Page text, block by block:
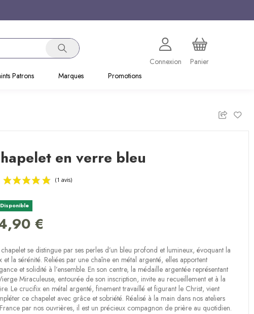
Connexion
Panier
Patrons Marques Promotions
en verre bleu
€
se distingue par ses perles d’un bleu profond et lumineux, évoquant la
et la sérénité. Reliées par une chaîne en métal argenté, elles apportent
et solidité à l’ensemble. En son centre, la médaille argentée représentant
Miraculeuse, entourée de son inscription, invite au recueillement et à la
Le crucifix en métal argenté, finement travaillé et figurant le Christ, vient
ce chapelet avec grâce et sobriété. Réalisé à la main dans nos ateliers
par nos ouvrières, il est un précieux compagnon de prière au quotidien.